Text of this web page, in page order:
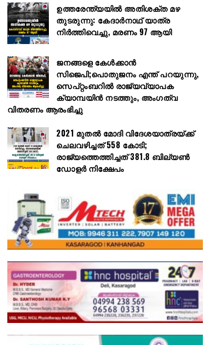
ഉത്തരേന്ത്യയിൽ അതിശക്ത മഴ
തുടരുന്നു: കേദാർനാഥ് യാത്ര
നിർത്തിവെച്ചു, മരണം 97 ആയി
ജനങ്ങളെ കേൾക്കാൻ
സിജെപി;പൊതുജനം എന്ത് പറയുന്നു,
സെപ്റ്റംബറിൽ രാജ്യവ്യാപക
ക്യാമ്പയിൻ നടത്തും, അംഗത്വ
വിതരണം ആരംഭിച്ചു
2021 മുതൽ മോദി വിദേശയാത്രയ്ക്ക്
ചെലവഴിച്ചത് 558 കോടി;
രാജ്യത്തെത്തിച്ചത് 381.8 ബില്യൺ
ഡോളർ നിക്ഷേപം